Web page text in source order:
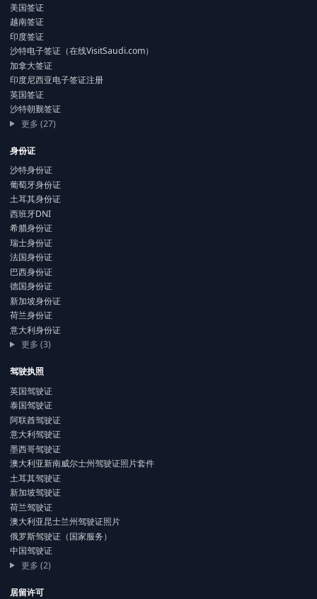
美国签证
越南签证
印度签证
沙特电子签证（在线VisitSaudi.com）
加拿大签证
印度尼西亚电子签证注册
英国签证
沙特朝觐签证
更多 (27)
身份证
沙特身份证
葡萄牙身份证
土耳其身份证
西班牙DNI
希腊身份证
瑞士身份证
法国身份证
巴西身份证
德国身份证
新加坡身份证
荷兰身份证
意大利身份证
更多 (3)
驾驶执照
英国驾驶证
泰国驾驶证
阿联酋驾驶证
意大利驾驶证
墨西哥驾驶证
澳大利亚新南威尔士州驾驶证照片套件
土耳其驾驶证
新加坡驾驶证
荷兰驾驶证
澳大利亚昆士兰州驾驶证照片
俄罗斯驾驶证（国家服务）
中国驾驶证
更多 (2)
居留许可